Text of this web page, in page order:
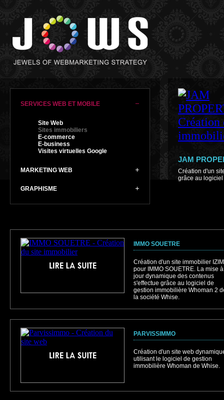
SERVICES WEB ET MOBILE
Site Web
Sites immobiliers
E-commerce
E-business
Visites virtuelles Google
MARKETING WEB
GRAPHISME
JAM
Création d'un
grâce au
IMMO SOUETRE
Création d'un site immobilier
pour IMMO SOUETRE. La mise à
jour dynamique des contenus
s'effectue grâce au logiciel de
gestion immobilière Whoman 2
la société Whise.
PARVISSIMMO
Création d'un site web
utilisant le logiciel de gestion
immobilière Whoman de Whise.